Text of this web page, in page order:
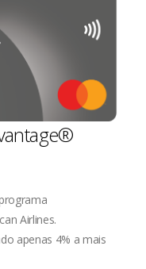
Airlines.
apenas 4% a mais